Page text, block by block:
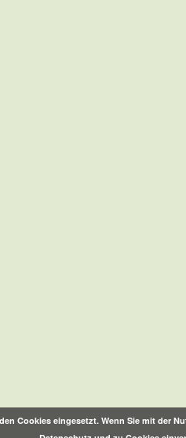
Cookies eingesetzt. Wenn Sie mit der